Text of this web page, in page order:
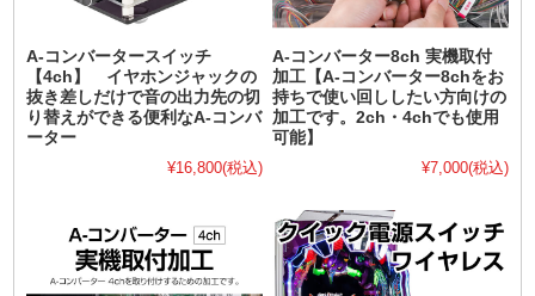
A-コンバータースイッチ
【4ch】 イヤホンジャックの
抜き差しだけで音の出力先の切
り替えができる便利なA-コンバ
ーター
¥16,800(税込)
A-コンバーター8ch 実機取付
加工【A-コンバーター8chをお
持ちで使い回ししたい方向けの
加工です。2ch・4chでも使用
可能】
¥7,000(税込)